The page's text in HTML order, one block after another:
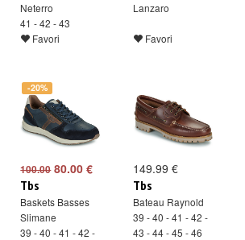
Neterro
41 - 42 - 43
Favori
Lanzaro
Favori
-20%
100.0080.00 €
Tbs
Baskets Basses
Slimane
39 - 40 - 41 - 42 -
149.99 €
Tbs
Bateau Raynold
39 - 40 - 41 - 42 -
43 - 44 - 45 - 46